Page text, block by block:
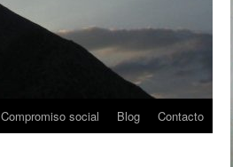
Compromiso social Blog Contacto